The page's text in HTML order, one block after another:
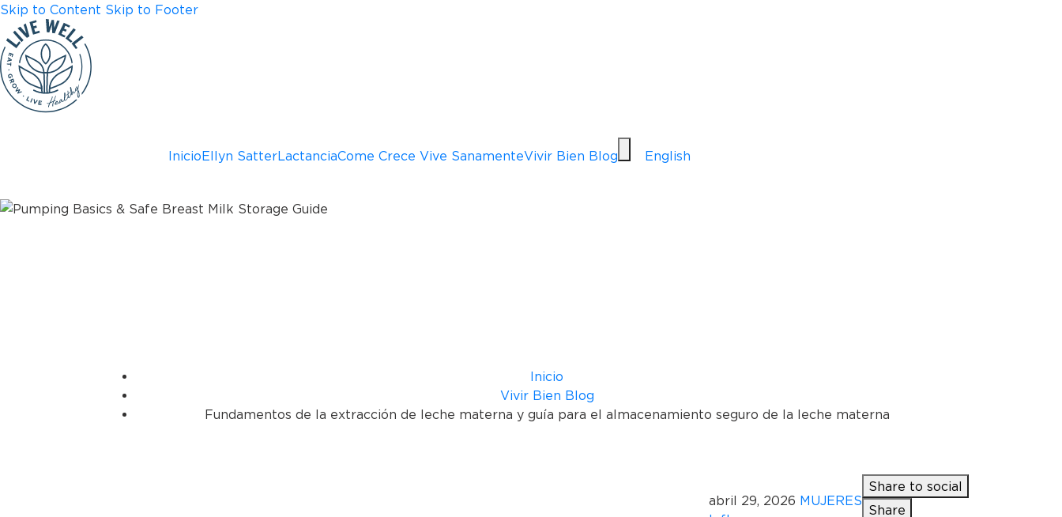
Skip to Content Skip to Footer
InicioEllyn SatterLactanciaCome Crece Vive SanamenteVivir Bien Blog English
Inicio
Vivir Bien Blog
Fundamentos de la extracción de leche materna y guía para el almacenamiento seguro de la leche materna
abril 29, 2026 MUJERES
Share to social
Share